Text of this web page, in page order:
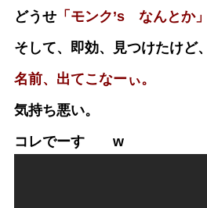
どうせ 「モンク’s なんとか」
そして、即効、見つけたけど、
名前、出てこなーぃ。
気持ち悪い。
コレでーす w